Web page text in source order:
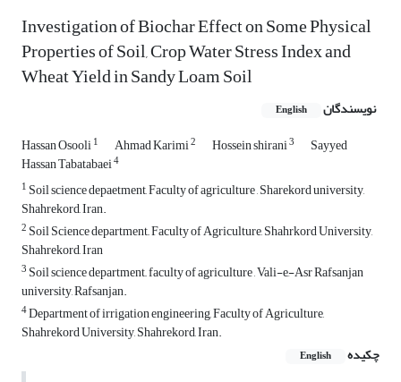
Investigation of Biochar Effect on Some Physical
Properties of Soil, Crop Water Stress Index and
Wheat Yield in Sandy Loam Soil
نویسندگان English
Hassan Osooli1 Ahmad Karimi2 Hossein shirani3 Sayyed
Hassan Tabatabaei4
1 Soil science depaetment, Faculty of agriculture , Sharekord university,
Shahrekord, Iran.
2 Soil Science department,, Faculty of Agriculture, Shahrkord University,
Shahrekord, Iran
3 Soil science department,, faculty of agriculture , Vali-e-ِAsr Rafsanjan
university, Rafsanjan.
4Department of irrigation engineering, Faculty of Agriculture,
Shahrekord University, Shahrekord, Iran.
چکیده
English